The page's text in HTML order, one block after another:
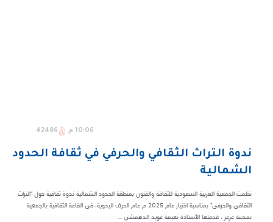
10:06 م 42486
ندوة التراث الثقافي والحرفي في ثقافة الحدود
الشمالية
نظمت الجمعية العربية السعودية للثقافة والفنون بمنطقة الحدود الشمالية ندوة ثقافية حول "التراث
الثقافي والحرفي" بمناسبة اختيار عام 2025 م عام الحرف اليدوية، في القاعة الثقافية بالجمعية
بمدينة عرعر ، قدمتها الأستاذة نعيمة عويد الدهمشي ...